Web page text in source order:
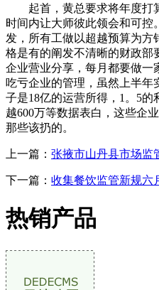
起首，黄总要求将年度打
时间内让大师彼此领会和可
发，所有工做以超越预算为方
格是有的阐发不清晰的财政部
企业营业分享，每月都要做一
吃亏企业的管理，虽然上半年
子是18亿的运营所得，1。5
越600万等数据表白，这些企
那些该扔的。
上一篇： 张掖市山丹县市场监
下一篇： 收集餐饮监管新规六
热销产品